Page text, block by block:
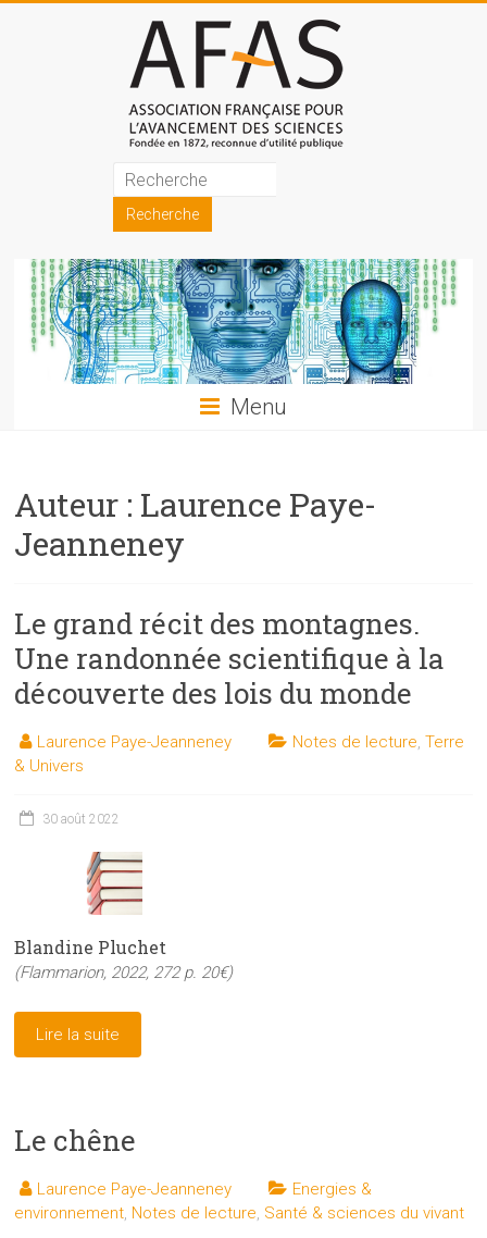
Association
française
pour
l'avancement
des
sciences
les
sciences
et
auprès
du
public
Menu
Auteur : Laurence Paye-
Jeanneney
Le grand récit des montagnes.
Une randonnée scientifique à la
découverte des lois du monde
Laurence Paye-Jeanneney Notes de lecture ,Terre
& Univers
30 août 2022
Blandine Pluchet
(Flammarion, 2022, 272 p. 20€)
Lire la suite
Le chêne
Laurence Paye-Jeanneney
Energies &
environnement, Notes de lecture, Santé & sciences du vivant